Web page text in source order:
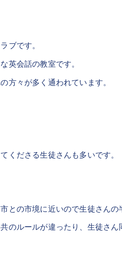
ブです。
英会話の教室です。
方々が多く通われています。
くださる生徒さんも多いです。
との市境に近いので生徒さんの
のルールが違ったり、生徒さん